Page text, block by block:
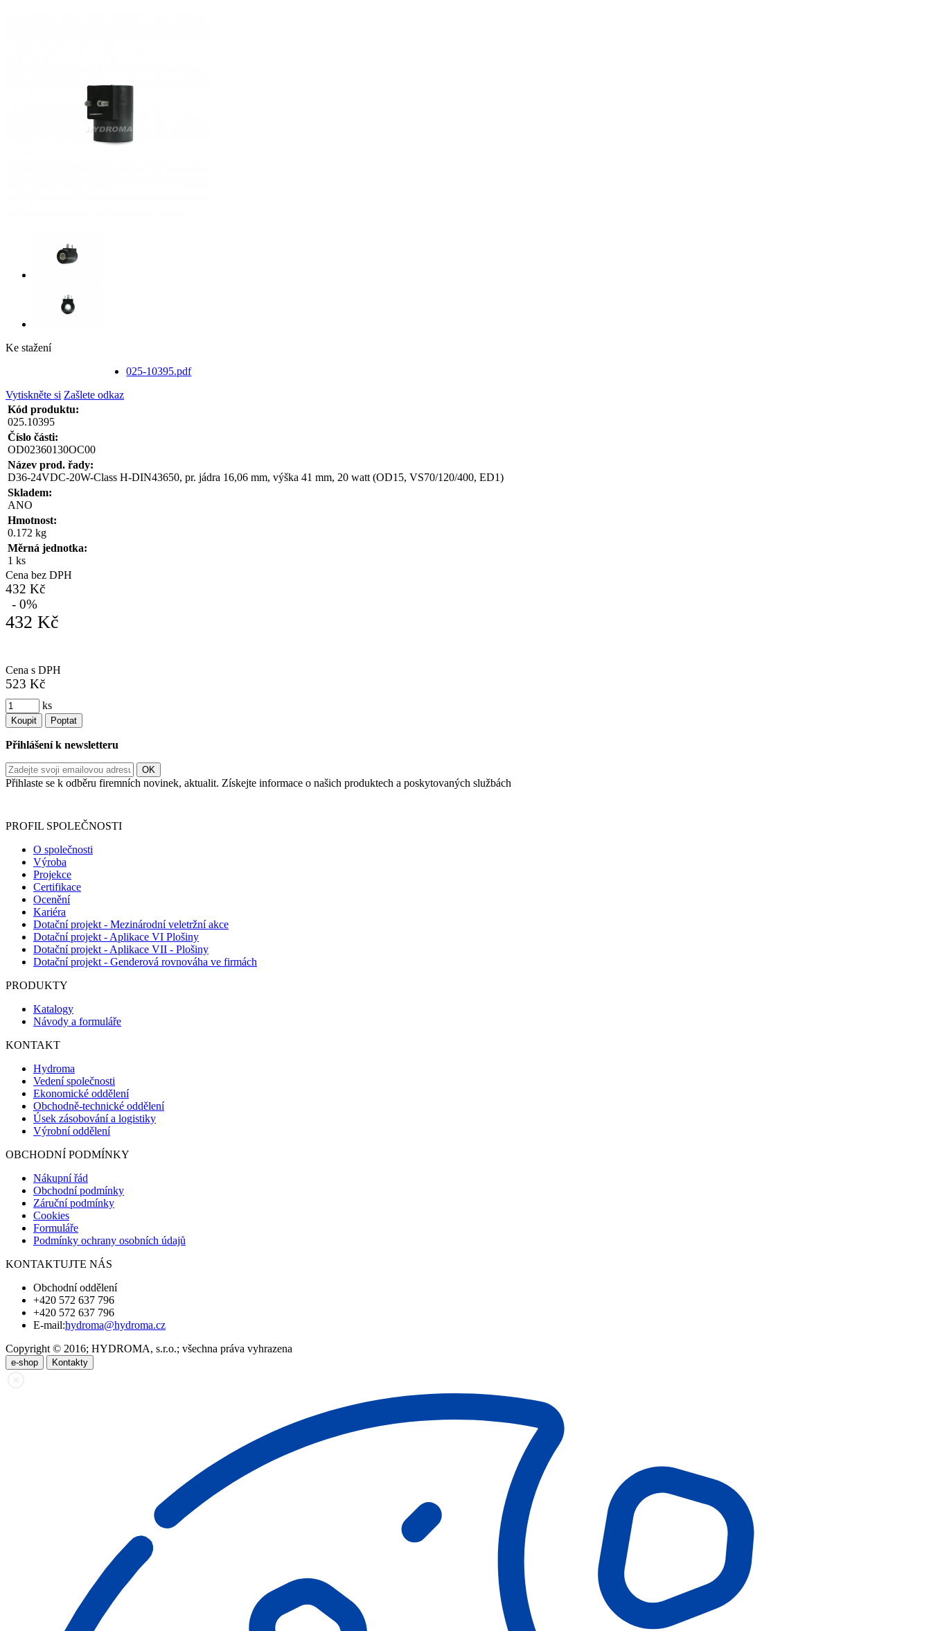
Ke stažení
025-10395.pdf
Vytiskněte si Zašlete odkaz
Kód produktu:
025.10395
Číslo části:
OD02360130OC00
Název prod. řady:
D36-24VDC-20W-Class H-DIN43650, pr. jádra 16,06 mm, výška 41 mm, 20 watt (OD15, VS70/120/400, ED1)
Skladem:
ANO
Hmotnost:
0.172 kg
Měrná jednotka:
1 ks
Cena bez DPH
432 Kč
- 0%
432 Kč
Cena s DPH
523 Kč
ks
Koupit Poptat
Přihlášení k newsletteru
Přihlaste se k odběru firemních novinek, aktualit. Získejte informace o našich produktech a poskytovaných službách
PROFIL SPOLEČNOSTI
O společnosti
Výroba
Projekce
Certifikace
Ocenění
Kariéra
Dotační projekt - Mezinárodní veletržní akce
Dotační projekt - Aplikace VI Plošiny
Dotační projekt - Aplikace VII - Plošiny
Dotační projekt - Genderová rovnováha ve firmách
PRODUKTY
Katalogy
Návody a formuláře
KONTAKT
Hydroma
Vedení společnosti
Ekonomické oddělení
Obchodně-technické oddělení
Úsek zásobování a logistiky
Výrobní oddělení
OBCHODNÍ PODMÍNKY
Nákupní řád
Obchodní podmínky
Záruční podmínky
Cookies
Formuláře
Podmínky ochrany osobních údajů
KONTAKTUJTE NÁS
Obchodní oddělení
+420 572 637 796
+420 572 637 796
E-mail:hydroma@hydroma.cz
Copyright © 2016; HYDROMA, s.r.o.; všechna práva vyhrazena
e-shop Kontakty